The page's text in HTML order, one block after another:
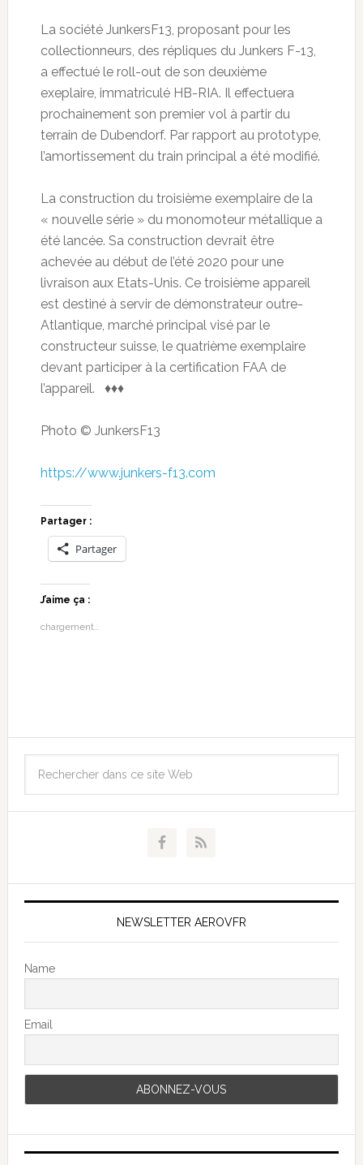
La société JunkersF13, proposant pour les
collectionneurs, des répliques du Junkers F-13,
a effectué le roll-out de son deuxième
exeplaire, immatriculé HB-RIA. Il effectuera
prochainement son premier vol à partir du
terrain de Dubendorf. Par rapport au prototype,
l’amortissement du train principal a été modifié.
La construction du troisième exemplaire de la
« nouvelle série » du monomoteur métallique a
été lancée. Sa construction devrait être
achevée au début de l’été 2020 pour une
livraison aux Etats-Unis. Ce troisième appareil
est destiné à servir de démonstrateur outre-
Atlantique, marché principal visé par le
constructeur suisse, le quatrième exemplaire
devant participer à la certification FAA de
l’appareil. ♦♦♦
Photo © JunkersF13
https://www.junkers-f13.com
Partager :
Partager
J’aime ça :
chargement…
NEWSLETTER AEROVFR
Name
Email